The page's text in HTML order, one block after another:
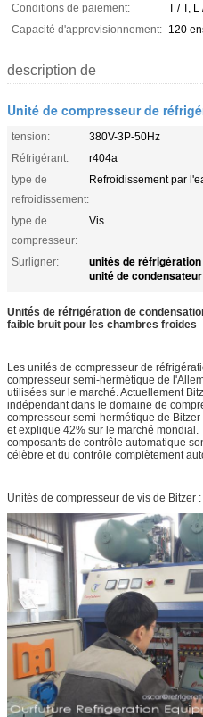
Conditions de paiement:
T / T, L
Capacité d'approvisionnement: 120
description de
Unité de compresseur de
tension:
380V-3P-50Hz
Réfrigérant:
r404a
type de
refroidissement:
Refroidissement par
type de
compresseur:
Vis
Surligner: unités de
unité de
Unités de réfrigération de
faible bruit pour les chambres froides
Les unités de compresseur de
compresseur semi-hermétique de
utilisées sur le marché. Actuellement
indépendant dans le domaine de
compresseur semi-hermétique de
et explique 42% sur le marché
composants de contrôle automatique
célèbre et du contrôle complètement
Unités de compresseur de vis de Bitzer :